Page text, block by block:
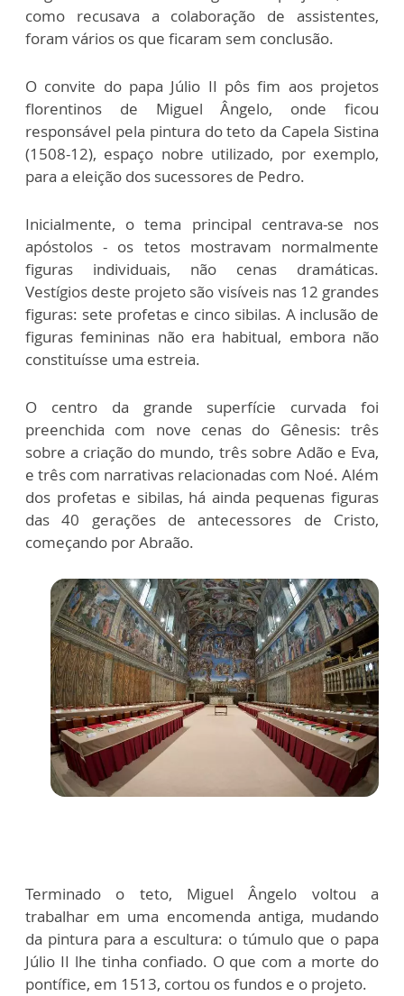
como recusava a colaboração de assistentes,
foram vários os que ficaram sem conclusão.
O convite do papa Júlio II pôs fim aos projetos
florentinos de Miguel Ângelo, onde ficou
responsável pela pintura do teto da Capela Sistina
(1508-12), espaço nobre utilizado, por exemplo,
para a eleição dos sucessores de Pedro.
Inicialmente, o tema principal centrava-se nos
apóstolos - os tetos mostravam normalmente
figuras individuais, não cenas dramáticas.
Vestígios deste projeto são visíveis nas 12 grandes
figuras: sete profetas e cinco sibilas. A inclusão de
figuras femininas não era habitual, embora não
constituísse uma estreia.
O centro da grande superfície curvada foi
preenchida com nove cenas do Gênesis: três
sobre a criação do mundo, três sobre Adão e Eva,
e três com narrativas relacionadas com Noé. Além
dos profetas e sibilas, há ainda pequenas figuras
das 40 gerações de antecessores de Cristo,
começando por Abraão.
Terminado o teto, Miguel Ângelo voltou a
trabalhar em uma encomenda antiga, mudando
da pintura para a escultura: o túmulo que o papa
Júlio II lhe tinha confiado. O que com a morte do
pontífice, em 1513, cortou os fundos e o projeto.